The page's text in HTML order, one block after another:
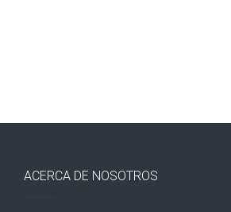
ACERCA DE NOSOTROS